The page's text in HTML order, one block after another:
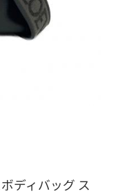
ィバッグ ス